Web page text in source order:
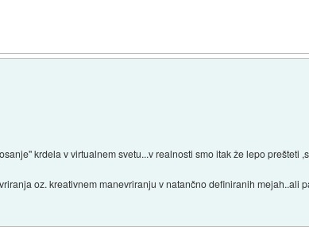
krdela v virtualnem svetu...v realnosti smo itak že lepo prešteti
oz. kreativnem manevriranju v natančno definiranih mejah..ali